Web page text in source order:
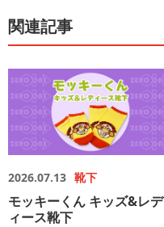
関連記事
2026.07.13 靴下
モッキーくん キッズ&レデ
ィース靴下